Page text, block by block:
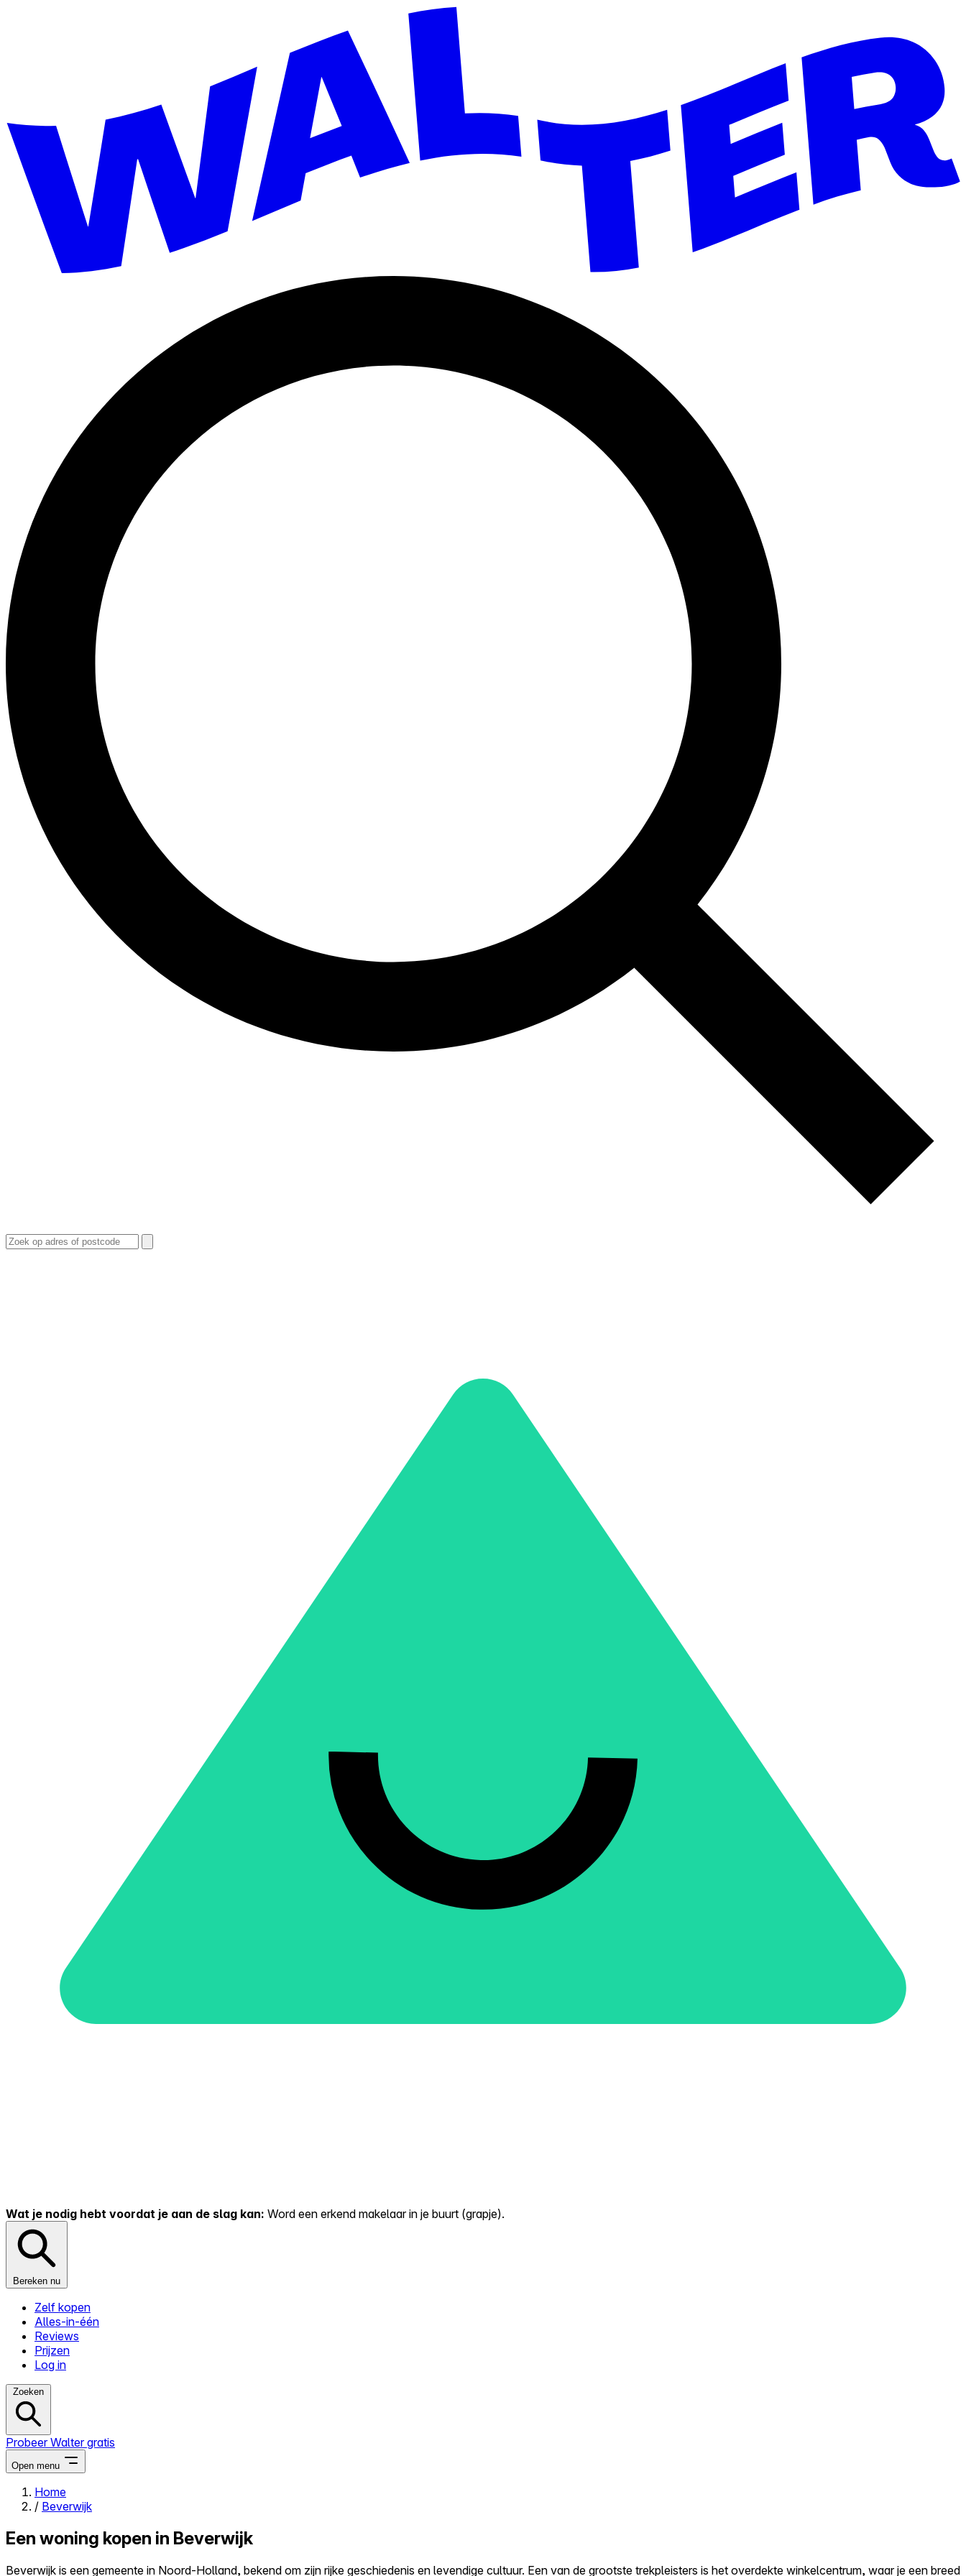
Wat je nodig hebt voordat je aan de slag kan: Word een erkend makelaar in je buurt (grapje).
Bereken nu
Zelf kopen
Alles-in-één
Reviews
Prijzen
Log in
Zoeken
Probeer Walter gratis
Open menu
Close menu
Home
/ Beverwijk
Een woning kopen in Beverwijk
Beverwijk is een gemeente in Noord-Holland, bekend om zijn rijke geschiedenis en levendige cultuur. Een van de grootste trekpleisters is het overdekte winkelcentrum, waar je een breed